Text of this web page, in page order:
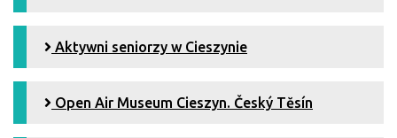
Aktywni seniorzy w Cieszynie
Open Air Museum Cieszyn. Český Tĕsín